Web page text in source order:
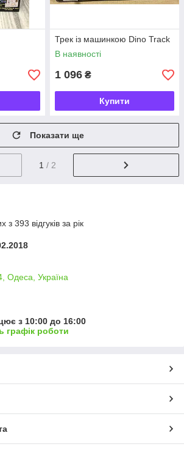
Трек із машинкою Dino Track
В наявності
1 096 ₴
Купити
Показати ще
1 / 2
з 393 відгуків за рік
Одеса, Україна
з 10:00 до 16:00
графік роботи